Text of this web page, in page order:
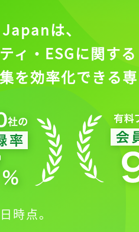
は、
ィ・ESGに関する
を効率化できる
時点。